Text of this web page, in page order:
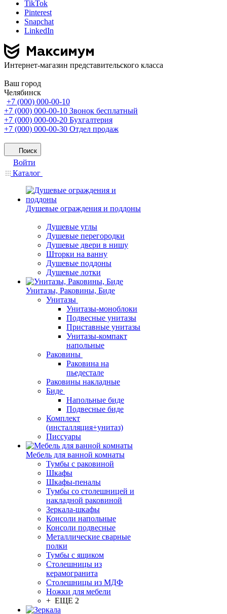
TikTok
Pinterest
Snapchat
LinkedIn
Интернет-магазин представительского класса
Ваш город
Челябинск
+7 (000) 000-00-10
+7 (000) 000-00-10 Звонок бесплатный
+7 (000) 000-00-20 Бухгалтерия
+7 (000) 000-00-30 Отдел продаж
Поиск
Войти
Каталог
Душевые ограждения и поддоны
Душевые углы
Душевые перегородки
Душевые двери в нишу
Шторки на ванну
Душевые поддоны
Душевые лотки
Унитазы, Раковины, Биде
Унитазы
Унитазы-моноблоки
Подвесные унитазы
Приставные унитазы
Унитазы-компакт
напольные
Раковины
Раковина на
пьедестале
Раковины накладные
Биде
Напольные биде
Подвесные биде
Комплект
(инсталляция+унитаз)
Писсуары
Мебель для ванной комнаты
Тумбы с раковиной
Шкафы
Шкафы-пеналы
Тумбы со столешницей и
накладной раковиной
Зеркала-шкафы
Консоли напольные
Консоли подвесные
Металлические сварные
полки
Тумбы с ящиком
Столешницы из
керамогранита
Столешницы из МДФ
Ножки для мебели
+ ЕЩЕ 2